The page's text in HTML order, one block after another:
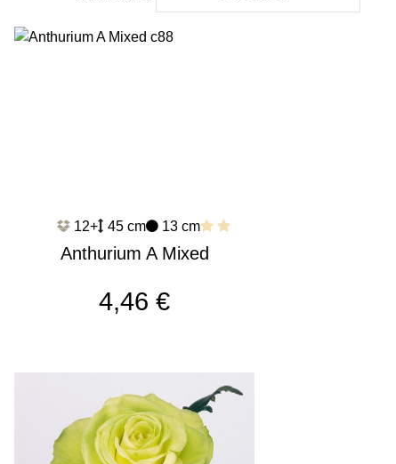
12+ 45 cm 13 cm
Anthurium A Mixed
4,46 €